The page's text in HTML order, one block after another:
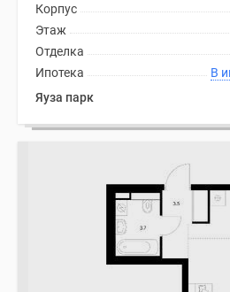
Корпус
Этаж
Отделка
Ипотека
Яуза парк